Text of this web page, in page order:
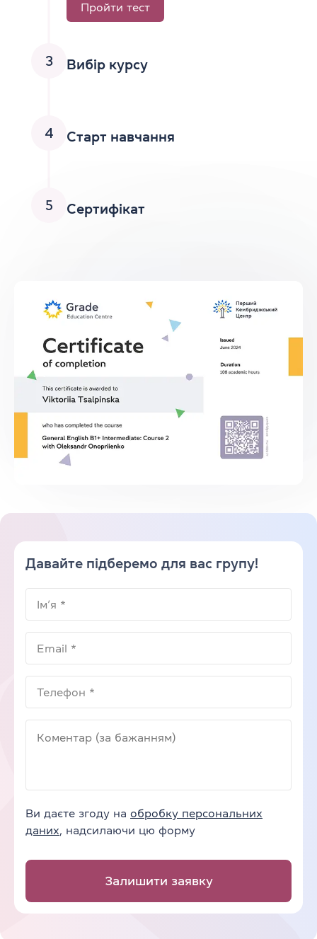
Пройти тест
3 Вибір курсу
4 Старт навчання
5 Сертифікат
Давайте підберемо для вас групу!
Ви даєте згоду на обробку персональних
даних , надсилаючи цю форму
Залишити заявку